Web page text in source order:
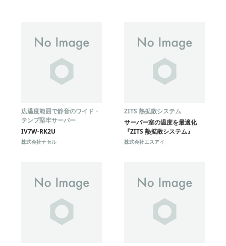
広温度範囲で静音のワイド・
テンプ堅牢サーバー
IV7W-RK2U
株式会社ナセル
ZITS 熱拡散システム
サーバー室の温度を最適化
『ZITS 熱拡散システム』
株式会社エスアイ